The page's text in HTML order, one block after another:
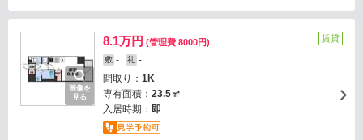
画像を
見る
8.1万円 (管理費 8000円)
敷 - 礼 -
間取り： 1K
専有面積： 23.5㎡
入居時期： 即
賃貸